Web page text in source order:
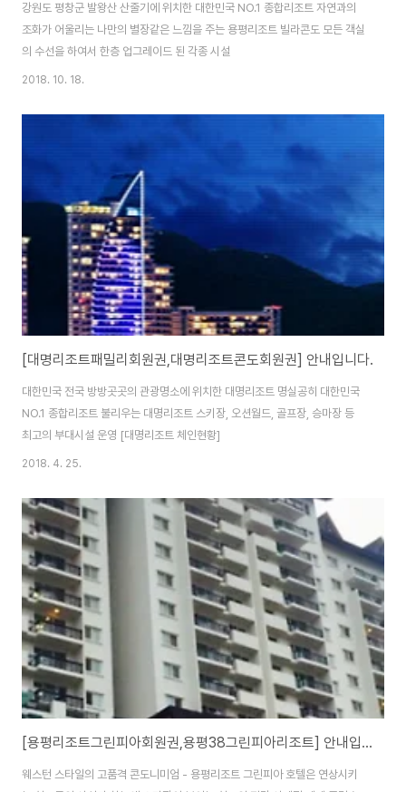
강원도 평창군 발왕산 산줄기에 위치한 대한민국 NO.1 종합리조트 자연과의
조화가 어울리는 나만의 별장같은 느낌을 주는 용평리조트 빌라콘도 모든 객실
의 수선을 하여서 한층 업그레이드 된 각종 시설
2018. 10. 18.
[대명리조트패밀리회원권,대명리조트콘도회원권] 안내입니다.
대한민국 전국 방방곳곳의 관광명소에 위치한 대명리조트 명실공히 대한민국
NO.1 종합리조트 불리우는 대명리조트 스키장, 오션월드, 골프장, 승마장 등
최고의 부대시설 운영 [대명리조트 체인현황]
2018. 4. 25.
[용평리조트그린피아회원권,용평38그린피아리조트] 안내입니다.
웨스턴 스타일의 고품격 콘도니미엄 - 용평리조트 그린피아 호텔은 연상시키